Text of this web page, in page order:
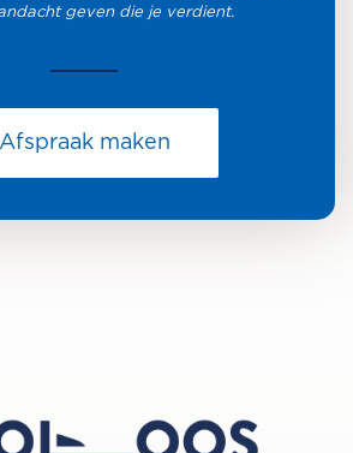
geven die je verdient.
Afspraak maken